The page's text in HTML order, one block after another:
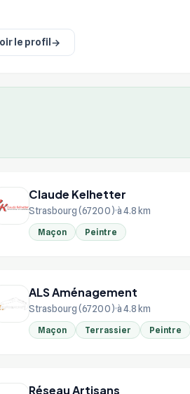
le profil →
Claude Kelhetter
Strasbourg (67200) à 4.8 km
Maçon Peintre
ALS Aménagement
Strasbourg (67200) à 4.8 km
Maçon Terrassier Peintre
Réseau Artisans